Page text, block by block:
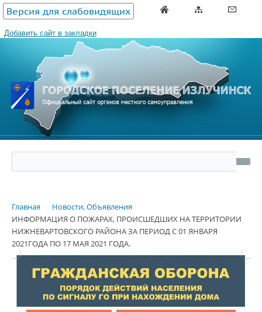
Версия для слабовидящих
Добавить сайт в закладки
Главная
Новости, Объявления
ИНФОРМАЦИЯ О ПОЖАРАХ, ПРОИСШЕДШИХ НА ТЕРРИТОРИИ
НИЖНЕВАРТОВСКОГО РАЙОНА ЗА ПЕРИОД С 01 ЯНВАРЯ
2021ГОДА ПО 17 МАЯ 2021 ГОДА.